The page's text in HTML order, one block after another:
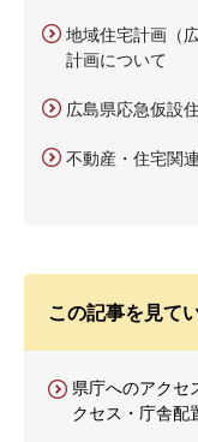
地域住宅計画（
計画について
広島県応急仮設
不動産・住宅関
この記事を見て
県庁へのアクセ
クセス・庁舎配